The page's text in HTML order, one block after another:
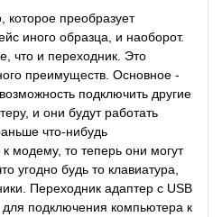
которое преобразует
иного образца, и наоборот.
что и переходник. Это
преимуществ. Основное -
подключить другие
и они будут работать
что-нибудь
модему, то теперь они могут
угодно будь то клавиатура,
Переходник адаптер с USB
подключения компьютера к